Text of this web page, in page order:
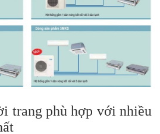
trang phù hợp với nhiều